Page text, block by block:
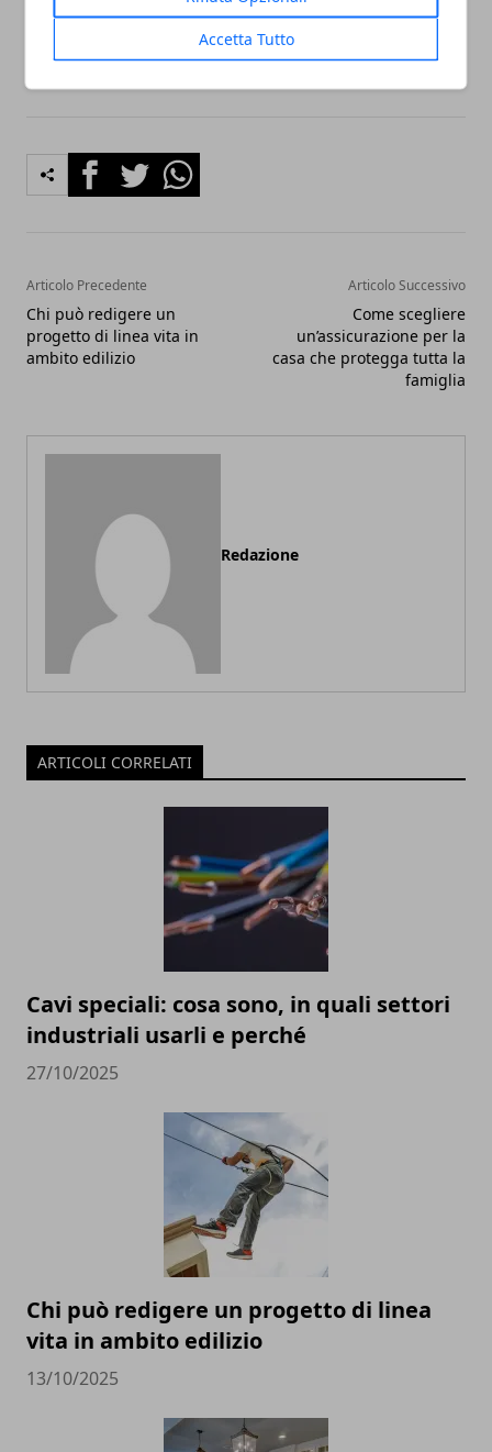
Accetta Tutto
prospettive future.
FacebookTwitterWhatsapp
Articolo Precedente
Chi può redigere un
progetto di linea vita in
ambito edilizio
Articolo Successivo
Come scegliere
un’assicurazione per la
casa che protegga tutta la
famiglia
Redazione
ARTICOLI CORRELATI
Cavi speciali: cosa sono, in quali settori
industriali usarli e perché
27/10/2025
Chi può redigere un progetto di linea
vita in ambito edilizio
13/10/2025